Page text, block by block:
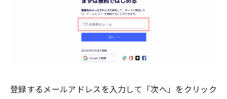
登録するメールアドレスを入力して「次へ」をクリック